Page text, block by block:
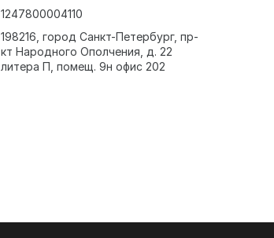
1247800004110
198216, город Санкт-Петербург, пр-
кт Народного Ополчения, д. 22
литера П, помещ. 9н офис 202